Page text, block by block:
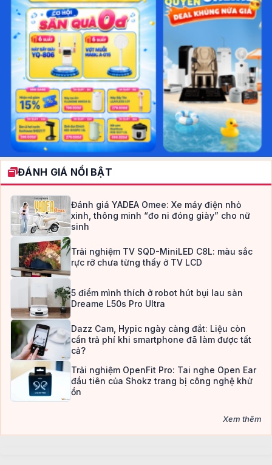
ĐÁNH GIÁ NỔI BẬT
Đánh giá YADEA Omee: Xe máy điện nhỏ
xinh, thông minh “đo ni đóng giày” cho nữ
sinh
Trải nghiệm TV SQD-MiniLED C8L: màu sắc
rực rỡ chưa từng thấy ở TV LCD
5 điểm mình thích ở robot hút bụi lau sàn
Dreame L50s Pro Ultra
Dazz Cam, Hypic ngày càng đắt: Liệu còn
cần trả phí khi smartphone đã làm được tất
cả?
Trải nghiệm OpenFit Pro: Tai nghe Open Ear
đầu tiên của Shokz trang bị công nghệ khử
ồn
Xem thêm